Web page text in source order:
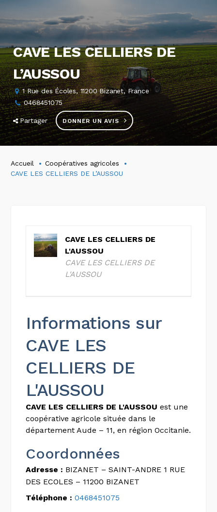
CAVE LES CELLIERS DE
L’AUSSOU
1 Rue des Écoles, 11200 Bizanet, France
0468451075
Partager DONNER UN AVIS
Accueil
Coopératives agricoles
CAVE LES CELLIERS DE L’AUSSOU
CAVE LES CELLIERS DE
L'AUSSOU
CAVE LES CELLIERS DE
L'AUSSOU
Informations sur
CAVE LES
CELLIERS DE
L'AUSSOU
CAVE LES CELLIERS DE L'AUSSOU est une
coopérative agricole située dans le
département Aude – 11, en région Occitanie.
Coordonnées
Adresse : BIZANET – SAINT-ANDRE 1 RUE
DES ECOLES – 11200 BIZANET
Téléphone : 0468451075